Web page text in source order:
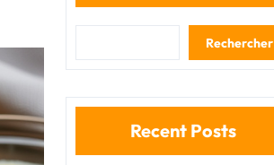
Rechercher
Recent Posts